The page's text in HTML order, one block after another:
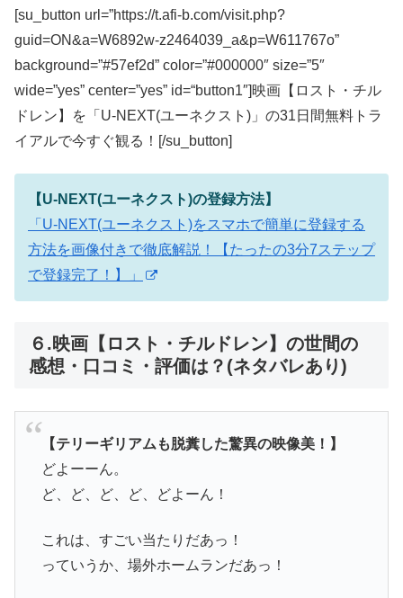
[su_button url=”https://t.afi-b.com/visit.php?
guid=ON&a=W6892w-z2464039_a&p=W611767o”
background=”#57ef2d” color=”#000000″ size=”5″
wide=”yes” center=”yes” id=“button1″]映画【ロスト・チル
ドレン】を「U-NEXT(ユーネクスト)」の31日間無料トラ
イアルで今すぐ観る！[/su_button]
【U-NEXT(ユーネクスト)の登録方法】
「U-NEXT(ユーネクスト)をスマホで簡単に登録する
方法を画像付きで徹底解説！【たったの3分7ステップ
で登録完了！】」
６.映画【ロスト・チルドレン】の世間の
感想・口コミ・評価は？(ネタバレあり)
【テリーギリアムも脱糞した驚異の映像美！】
どよーーん。
ど、ど、ど、ど、どよーん！
これは、すごい当たりだあっ！
っていうか、場外ホームランだあっ！